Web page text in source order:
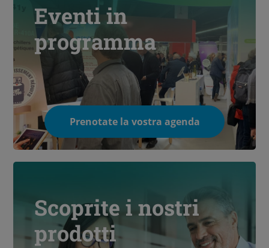
Eventi in
programma
Prenotate la vostra agenda
Scoprite i nostri
prodotti